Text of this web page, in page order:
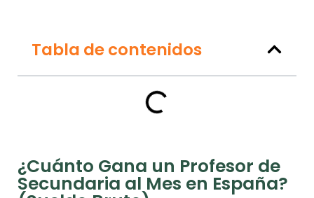
Tabla de contenidos
¿Cuánto Gana un Profesor de
Secundaria al Mes en España?